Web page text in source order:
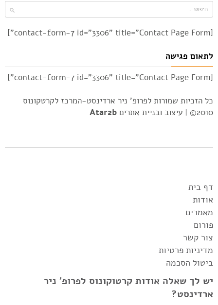
[contact-form-7 id="3306" title="Contact Page Form"]
לתאום פגישה
[contact-form-7 id="3306" title="Contact Page Form"]
כל הזכיות שמורות לפרופ' ניר ארדינסט-המרכז לקרטקונוס
2010© |
עיצוב ובניית אתרים Atar2b
דף בית
אודות
מאמרים
פורום
צור קשר
מדיניות פרטיות
ביטול הסכמה
יש לך שאלה אודות קרטוקונוס לפרופ' ניר
ארדינסט?